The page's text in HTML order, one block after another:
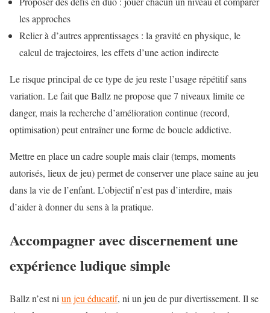
les approches
Relier à d’autres apprentissages : la gravité en physique, le
calcul de trajectoires, les effets d’une action indirecte
Le risque principal de ce type de jeu reste l’usage répétitif sans
variation. Le fait que Ballz ne propose que 7 niveaux limite ce
danger, mais la recherche d’amélioration continue (record,
optimisation) peut entraîner une forme de boucle addictive.
Mettre en place un cadre souple mais clair (temps, moments
autorisés, lieux de jeu) permet de conserver une place saine au jeu
dans la vie de l’enfant. L’objectif n’est pas d’interdire, mais
d’aider à donner du sens à la pratique.
Accompagner avec discernement une
expérience ludique simple
Ballz n’est ni un jeu éducatif, ni un jeu de pur divertissement. Il se